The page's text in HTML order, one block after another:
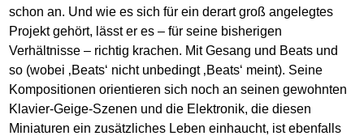
schon an. Und wie es sich für ein derart groß angelegtes
Projekt gehört, lässt er es – für seine bisherigen
Verhältnisse – richtig krachen. Mit Gesang und Beats und
so (wobei ‚Beats‘ nicht unbedingt ‚Beats‘ meint). Seine
Kompositionen orientieren sich noch an seinen gewohnten
Klavier-Geige-Szenen und die Elektronik, die diesen
Miniaturen ein zusätzliches Leben einhaucht, ist ebenfalls